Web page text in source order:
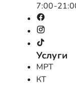
7:00-
Услуги
МРТ
КТ